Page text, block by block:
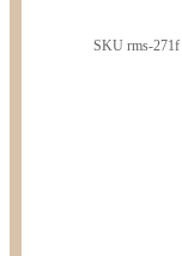
SKU rms-271f